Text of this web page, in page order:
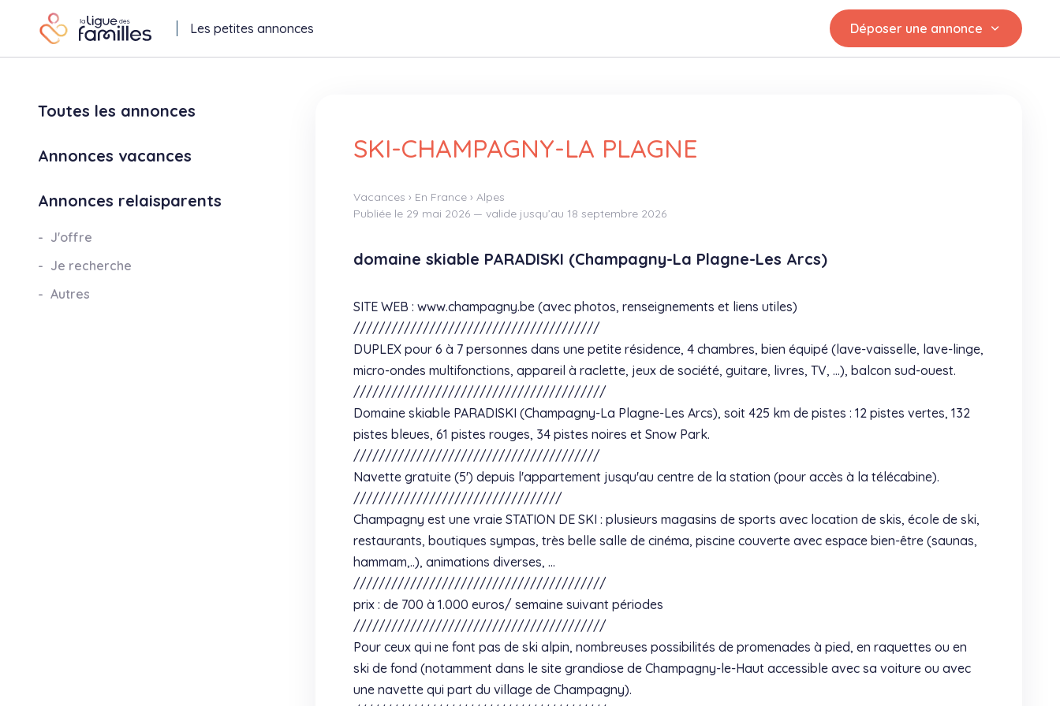
Les petites annonces Déposer une annonce
Toutes les annonces
Annonces vacances
Annonces relaisparents
J'offre
Je recherche
Autres
SKI-CHAMPAGNY-LA PLAGNE
Vacances › En France › Alpes
Publiée le 29 mai 2026 — valide jusqu’au 18 septembre 2026
domaine skiable PARADISKI (Champagny-La Plagne-Les Arcs)
SITE WEB : www.champagny.be (avec photos, renseignements et liens utiles)
///////////////////////////////////////
DUPLEX pour 6 à 7 personnes dans une petite résidence, 4 chambres, bien équipé (lave-vaisselle, lave-linge,
micro-ondes multifonctions, appareil à raclette, jeux de société, guitare, livres, TV, …), balcon sud-ouest.
////////////////////////////////////////
Domaine skiable PARADISKI (Champagny-La Plagne-Les Arcs), soit 425 km de pistes : 12 pistes vertes, 132
pistes bleues, 61 pistes rouges, 34 pistes noires et Snow Park.
///////////////////////////////////////
Navette gratuite (5') depuis l'appartement jusqu'au centre de la station (pour accès à la télécabine).
/////////////////////////////////
Champagny est une vraie STATION DE SKI : plusieurs magasins de sports avec location de skis, école de ski,
restaurants, boutiques sympas, très belle salle de cinéma, piscine couverte avec espace bien-être (saunas,
hammam,..), animations diverses, …
////////////////////////////////////////
prix : de 700 à 1.000 euros/ semaine suivant périodes
////////////////////////////////////////
Pour ceux qui ne font pas de ski alpin, nombreuses possibilités de promenades à pied, en raquettes ou en
ski de fond (notamment dans le site grandiose de Champagny-le-Haut accessible avec sa voiture ou avec
une navette qui part du village de Champagny).